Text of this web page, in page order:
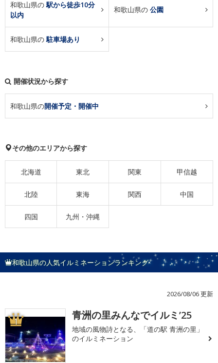
和歌山県の駅から徒歩10分
以内
和歌山県の 公園
和歌山県の駐車場あり
開催状況から探す
和歌山県の開催予定・開催中
その他のエリアから探す
北海道 東北 関東 甲信越
北陸 東海 関西 中国
四国 九州・沖縄
和歌山県の人気イルミネーションランキング
2026/08/06 更新
1 青洲の里みんなでイルミ’25
地域の風物詩となる、「道の駅 青洲の里」
のイルミネーション